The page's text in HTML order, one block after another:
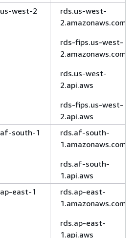
us-west-2
rds.us-west-
2.amazonaws.com
rds-fips.us-west-
2.amazonaws.com
rds.us-west-
2.api.aws
rds-fips.us-west-
2.api.aws
af-south-1
rds.af-south-
1.amazonaws.com
rds.af-south-
1.api.aws
ap-east-1
rds.ap-east-
1.amazonaws.com
rds.ap-east-
1.api.aws